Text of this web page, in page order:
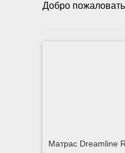
Добро
Матрас Dreamline